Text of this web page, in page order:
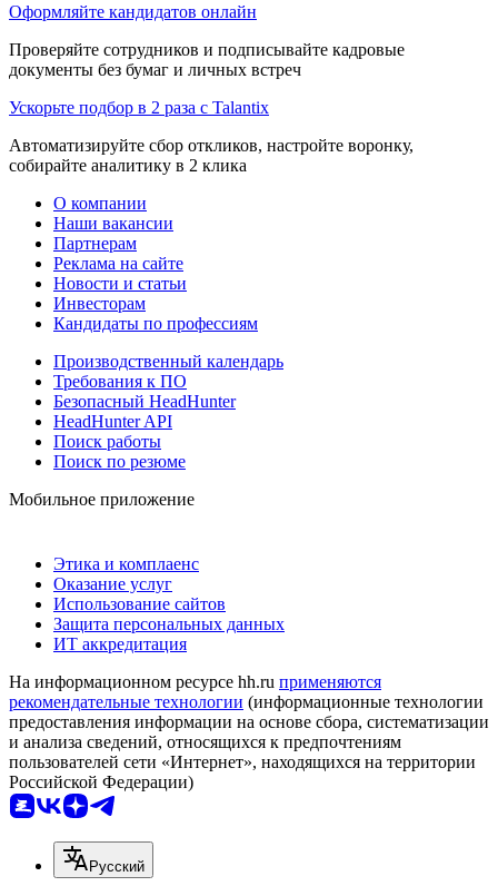
Оформляйте кандидатов онлайн
Проверяйте сотрудников и подписывайте кадровые
документы без бумаг и личных встреч
Ускорьте подбор в 2 раза с Talantix
Автоматизируйте сбор откликов, настройте воронку,
собирайте аналитику в 2 клика
О компании
Наши вакансии
Партнерам
Реклама на сайте
Новости и статьи
Инвесторам
Кандидаты по профессиям
Производственный календарь
Требования к ПО
Безопасный HeadHunter
HeadHunter API
Поиск работы
Поиск по резюме
Мобильное приложение
Этика и комплаенс
Оказание услуг
Использование сайтов
Защита персональных данных
ИТ аккредитация
На информационном ресурсе hh.ru применяются
рекомендательные технологии (информационные технологии
предоставления информации на основе сбора, систематизации
и анализа сведений, относящихся к предпочтениям
пользователей сети «Интернет», находящихся на территории
Российской Федерации)
Русский